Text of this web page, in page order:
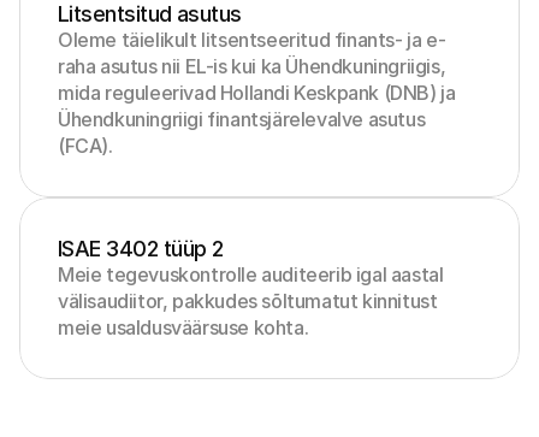
Litsentsitud asutus
Oleme täielikult litsentseeritud finants- ja e-
raha asutus nii EL-is kui ka Ühendkuningriigis,
mida reguleerivad Hollandi Keskpank (DNB) ja
Ühendkuningriigi finantsjärelevalve asutus
(FCA).
ISAE 3402 tüüp 2
Meie tegevuskontrolle auditeerib igal aastal
välisaudiitor, pakkudes sõltumatut kinnitust
meie usaldusväärsuse kohta.